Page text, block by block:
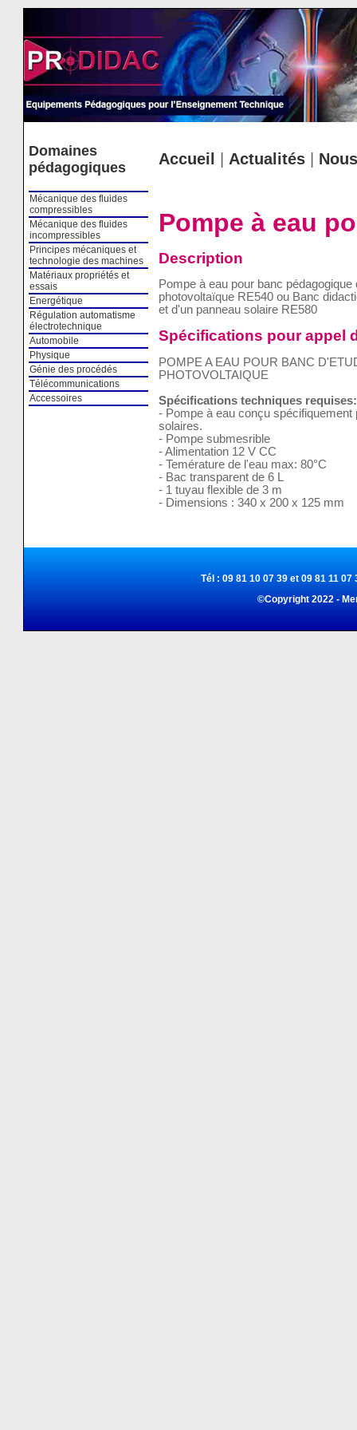
Domaines
pédagogiques
Mécanique des fluides
compressibles
Mécanique des fluides
incompressibles
Principes mécaniques et
technologie des machines
Matériaux propriétés et
essais
Energétique
Régulation automatisme
électrotechnique
Automobile
Physique
Génie des procédés
Télécommunications
Accessoires
Accueil Actualités|
Pompe à eau
Description
Pompe à eau pour banc pédagogique
photovoltaïque RE540 ou Banc
et d'un panneau solaire RE580
Spécifications pour appel
POMPE A EAU POUR BANC
PHOTOVOLTAIQUE
Spécifications techniques requises:
- Pompe à eau conçu
solaires.
- Pompe submesrible
- Alimentation 12 V CC
- Temérature de l'eau max: 80°C
- Bac transparent de 6 L
- 1 tuyau flexible de 3 m
- Dimensions : 340 x 200 x 125 mm
Tél : 09 81 10 07 39 et 09 81 11
©Copyright 2022 -
Cookies management panel